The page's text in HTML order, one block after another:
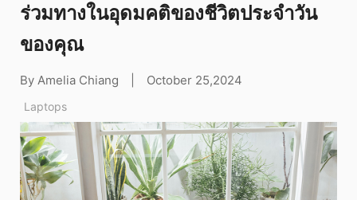
ร่วมทางในอุดมคติของชีวิตประจำวัน
ของคุณ
By Amelia Chiang October 25,2024
Laptops